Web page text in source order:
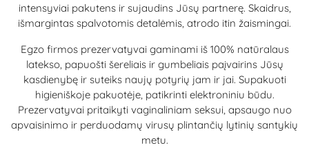
intensyviai pakutens ir sujaudins Jūsų partnerę. Skaidrus,
išmargintas spalvotomis detalėmis, atrodo itin žaismingai.
Egzo firmos prezervatyvai gaminami iš 100% natūralaus
latekso, papuošti šereliais ir gumbeliais paįvairins Jūsų
kasdienybę ir suteiks naujų potyrių jam ir jai. Supakuoti
higieniškoje pakuotėje, patikrinti elektroniniu būdu.
Prezervatyvai pritaikyti vaginaliniam seksui, apsaugo nuo
apvaisinimo ir perduodamų virusų plintančių lytinių santykių
metu.